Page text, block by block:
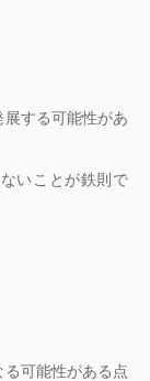
する可能性があ
いことが鉄則で
可能性がある点